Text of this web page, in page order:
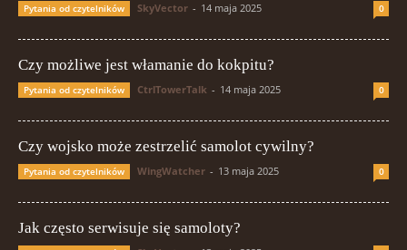
Pytania od czytelników SkyVector - 14 maja 2025 0
Czy możliwe jest włamanie do kokpitu?
Pytania od czytelników CtrlTowerTalk - 14 maja 2025 0
Czy wojsko może zestrzelić samolot cywilny?
Pytania od czytelników WingWatcher - 13 maja 2025 0
Jak często serwisuje się samoloty?